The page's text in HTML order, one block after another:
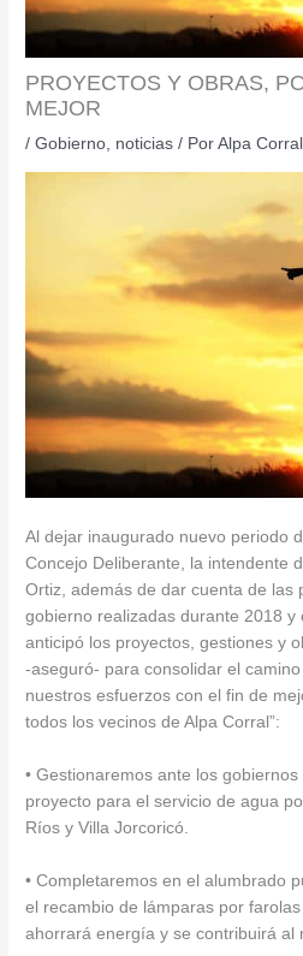
PROYECTOS Y OBRAS,
MEJOR
/Gobierno, noticias / PorAlpa Corral
Al dejar inaugurado nuevo periodo
Concejo Deliberante, la intendente
Ortiz, además de dar cuenta de las
gobierno realizadas durante 2018 y
anticipó los proyectos, gestiones y
-aseguró- para consolidar el
nuestros esfuerzos con el fin de
todos los vecinos de Alpa Corral”:
• Gestionaremos ante los
proyecto para el servicio de agua
Ríos y Villa Jorcoricó.
• Completaremos en el alumbrado
el recambio de lámparas por
ahorrará energía y se contribuirá al